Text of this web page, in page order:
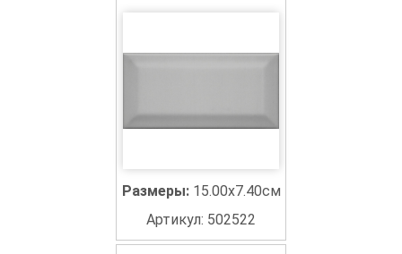
Размеры: 15.00x7.40см
Артикул: 502522